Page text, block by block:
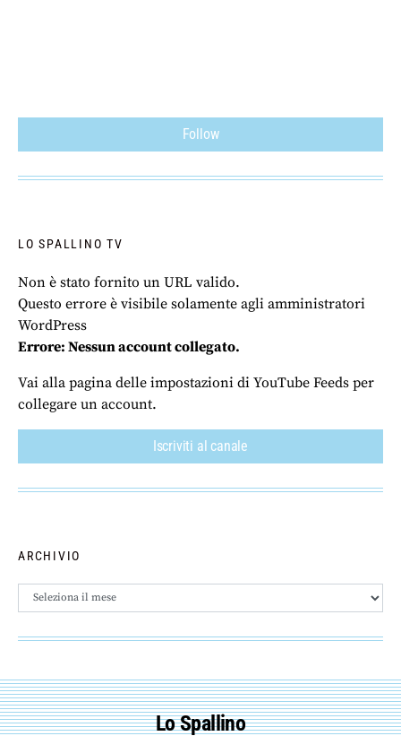
Follow
LO SPALLINO TV
Non è stato fornito un URL valido.
Questo errore è visibile solamente agli amministratori
WordPress
Errore: Nessun account collegato.
Vai alla pagina delle impostazioni di YouTube Feeds per
collegare un account.
Iscriviti al canale
ARCHIVIO
Archivio
Lo Spallino